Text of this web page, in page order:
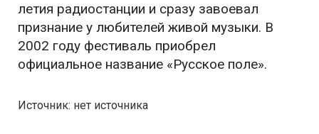
летия радиостанции и сразу завоевал
признание у любителей живой музыки. В
2002 году фестиваль приобрел
официальное название «Русское поле».
Источник: нет источника